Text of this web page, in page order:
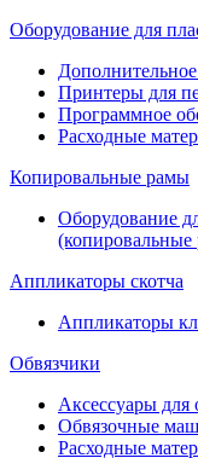
Оборудование для
Принтеры для
Программное
Расходные
Копировальные рамы
Оборудование
Аппликаторы скотча
Аппликаторы
Обвязчики
Аксессуары для
Обвязочные
Расходные